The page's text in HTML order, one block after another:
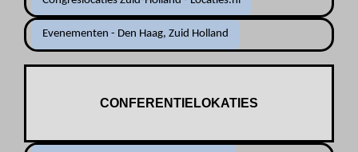
Evenementen - Den Haag, Zuid Holland
CONFERENTIELOKATIES